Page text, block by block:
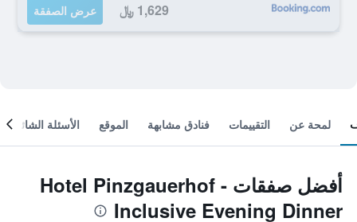
1,629 ﷼ عرض الصفقة
لمحة عن التقييمات فنادق مشابهة الموقع الأسئلة الشائعة
أفضل صفقات Hotel Pinzgauerhof -
Inclusive Evening Dinner